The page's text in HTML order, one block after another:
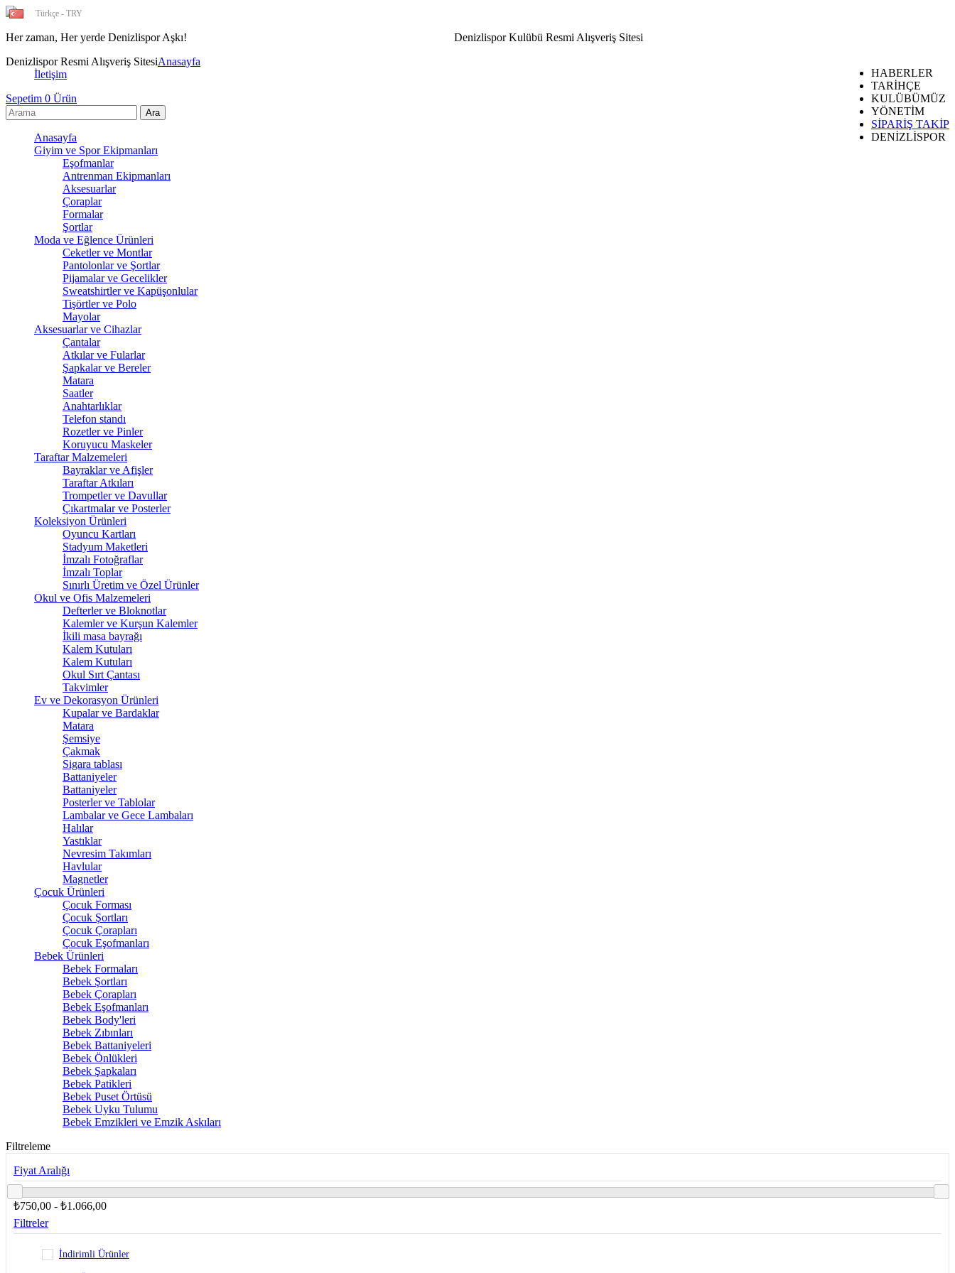
Her zaman, Her yerde Denizlispor Aşkı! Denizlispor Kulübü Resmi Alışveriş Sitesi
Denizlispor Resmi Alışveriş Sitesi
HABERLER
TARİHÇE
KULÜBÜMÜZ
YÖNETİM
SİPARİŞ TAKİP
DENİZLİSPOR
Türkçe - TRY
Anasayfa
İletişim
Sepetim 0 Ürün
Anasayfa
Giyim ve Spor Ekipmanları
Eşofmanlar
Antrenman Ekipmanları
Aksesuarlar
Çoraplar
Formalar
Şortlar
Moda ve Eğlence Ürünleri
Ceketler ve Montlar
Pantolonlar ve Şortlar
Pijamalar ve Gecelikler
Sweatshirtler ve Kapüşonlular
Tişörtler ve Polo
Mayolar
Aksesuarlar ve Cihazlar
Çantalar
Atkılar ve Fularlar
Şapkalar ve Bereler
Matara
Saatler
Anahtarlıklar
Telefon standı
Rozetler ve Pinler
Koruyucu Maskeler
Taraftar Malzemeleri
Bayraklar ve Afişler
Taraftar Atkıları
Trompetler ve Davullar
Çıkartmalar ve Posterler
Koleksiyon Ürünleri
Oyuncu Kartları
Stadyum Maketleri
İmzalı Fotoğraflar
İmzalı Toplar
Sınırlı Üretim ve Özel Ürünler
Okul ve Ofis Malzemeleri
Defterler ve Bloknotlar
Kalemler ve Kurşun Kalemler
İkili masa bayrağı
Kalem Kutuları
Kalem Kutuları
Okul Sırt Çantası
Takvimler
Ev ve Dekorasyon Ürünleri
Kupalar ve Bardaklar
Matara
Şemsiye
Çakmak
Sigara tablası
Battaniyeler
Battaniyeler
Posterler ve Tablolar
Lambalar ve Gece Lambaları
Halılar
Yastıklar
Nevresim Takımları
Havlular
Magnetler
Çocuk Ürünleri
Çocuk Forması
Çocuk Şortları
Çocuk Çorapları
Çocuk Eşofmanları
Bebek Ürünleri
Bebek Formaları
Bebek Şortları
Bebek Çorapları
Bebek Eşofmanları
Bebek Body'leri
Bebek Zıbınları
Bebek Battaniyeleri
Bebek Önlükleri
Bebek Şapkaları
Bebek Patikleri
Bebek Puset Örtüsü
Bebek Uyku Tulumu
Bebek Emzikleri ve Emzik Askıları
Filtreleme
Fiyat Aralığı
₺750,00 - ₺1.066,00
Filtreler
İndirimli Ürünler